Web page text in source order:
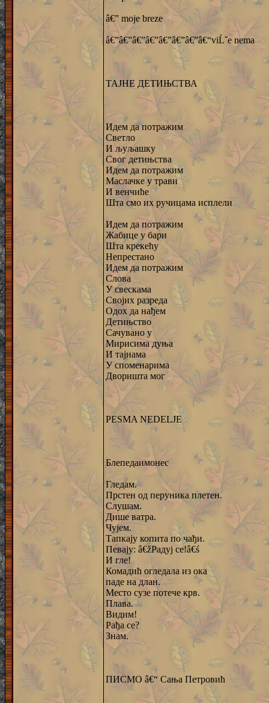
â€” moje breze
â€”â€”â€”â€”â€”â€”â€”â€“viĹˇe nema
ТАЈНЕ ДЕТИЊСТВА
Идем да потражим
Светло
И љуљашку
Свог детињства
Идем да потражим
Маслачке у трави
И венчиће
Шта смо их ручицама исплели
Идем да потражим
Жабице у бари
Шта крекећу
Непрестано
Идем да потражим
Слова
У свескама
Својих разреда
Одох да нађем
Детињство
Сачувано у
Мирисима дуња
И тајнама
У споменарима
Дворишта мог
PESMA NEDELJE
Блепедаимонес
Гледам.
Прстен од перуника плетен.
Слушам.
Дише ватра.
Чујем.
Тапкају копита по чађи.
Певају: â€žРадуј се!â€ś
И гле!
Комадић огледала из ока
паде на длан.
Место сузе потече крв.
Плава.
Видим!
Рађа се?
Знам.
ПИСМО â€“ Сања Петровић